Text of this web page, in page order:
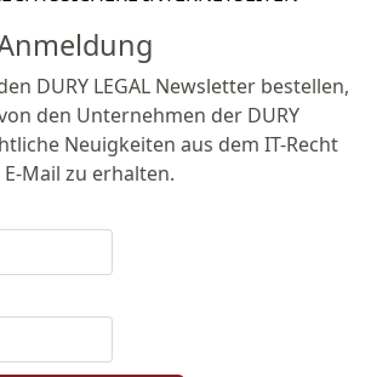
DURY LEGAL Newsletter bestellen,
den Unternehmen der DURY
Neuigkeiten aus dem IT-Recht
Mail zu erhalten.